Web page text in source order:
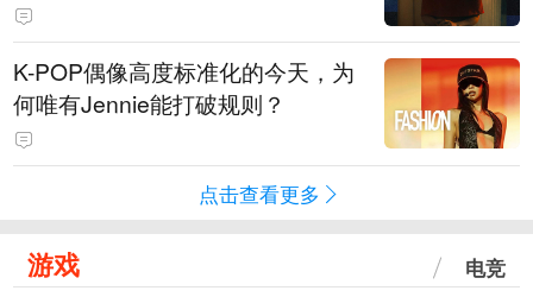
K-POP偶像高度标准化的今天，为
何唯有Jennie能打破规则？
点击查看更多
游戏 电竞